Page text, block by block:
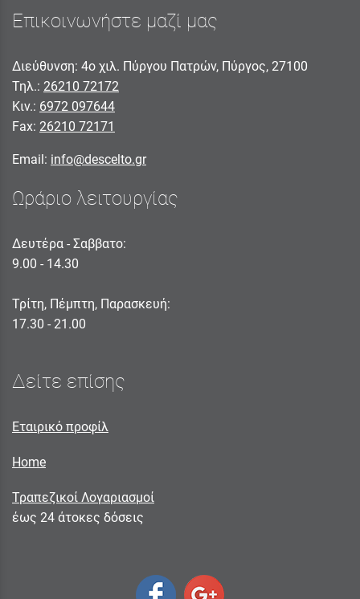
Επικοινωνήστε μαζί μας
Διεύθυνση: 4ο χιλ. Πύργου Πατρών, Πύργος, 27100
Τηλ.: 26210 72172
Κιν.: 6972 097644
Fax: 26210 72171
Email: info@descelto.gr
Ωράριο λειτουργίας
Δευτέρα - Σαββατο:
9.00 - 14.30
Τρίτη, Πέμπτη, Παρασκευή:
17.30 - 21.00
Δείτε επίσης
Εταιρικό προφίλ
Home
Τραπεζικοί Λογαριασμοί
έως 24 άτοκες δόσεις